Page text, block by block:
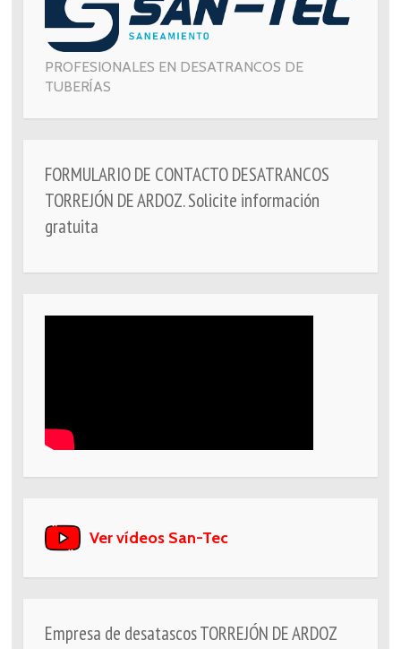
PROFESIONALES EN DESATRANCOS DE
TUBERÍAS
FORMULARIO DE CONTACTO DESATRANCOS
TORREJÓN DE ARDOZ. Solicite información
gratuita
Ver vídeos San-Tec
Empresa de desatascos TORREJÓN DE ARDOZ